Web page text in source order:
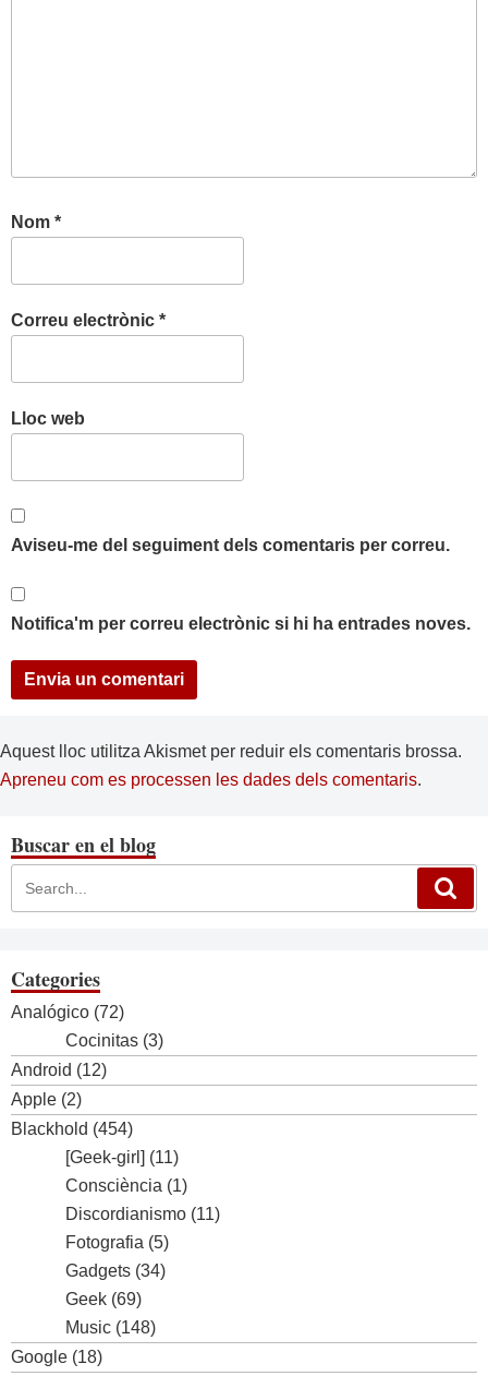
Nom *
Correu electrònic *
Lloc web
Aviseu-me del seguiment dels comentaris per correu.
Notifica'm per correu electrònic si hi ha entrades noves.
Aquest lloc utilitza Akismet per reduir els comentaris brossa.
Apreneu com es processen les dades dels comentaris.
Buscar en el blog
Categories
Analógico (72)
Cocinitas (3)
Android (12)
Apple (2)
Blackhold (454)
[Geek-girl] (11)
Consciència (1)
Discordianismo (11)
Fotografia (5)
Gadgets (34)
Geek (69)
Music (148)
Google (18)